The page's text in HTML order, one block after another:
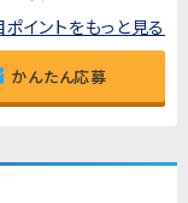
イントをもっと見る
かんたん応募